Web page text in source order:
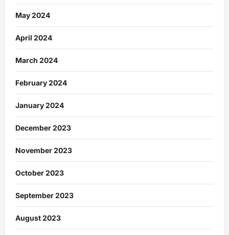
May 2024
April 2024
March 2024
February 2024
January 2024
December 2023
November 2023
October 2023
September 2023
August 2023